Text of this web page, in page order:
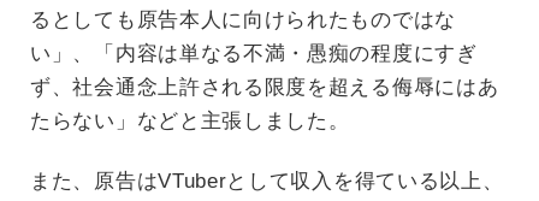
るとしても原告本人に向けられたものではな
い」、「内容は単なる不満・愚痴の程度にすぎ
ず、社会通念上許される限度を超える侮辱にはあ
たらない」などと主張しました。
また、原告はVTuberとして収入を得ている以上、